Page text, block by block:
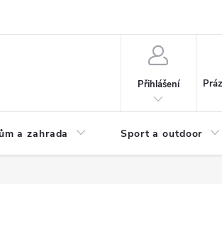
Přihlášení
a zahrada Sport a outdoor